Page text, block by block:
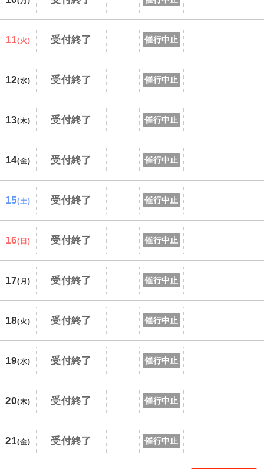
11(火) 受付終了 催行中止
12(水) 受付終了 催行中止
13(木) 受付終了 催行中止
14(金) 受付終了 催行中止
15(土) 受付終了 催行中止
16(日) 受付終了 催行中止
17(月) 受付終了 催行中止
18(火) 受付終了 催行中止
19(水) 受付終了 催行中止
20(木) 受付終了 催行中止
21(金) 受付終了 催行中止